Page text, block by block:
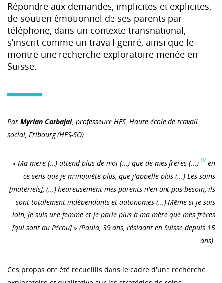
Répondre aux demandes, implicites et explicites,
de soutien émotionnel de ses parents par
téléphone, dans un contexte transnational,
s’inscrit comme un travail genré, ainsi que le
montre une recherche exploratoire menée en
Suisse.
Par Myrian Carbajal, professeure HES, Haute école de travail
social, Fribourg (HES-SO)
« Ma mère (...) attend plus de moi (...) que de mes frères (...) [1] en
ce sens que je m'inquiète plus, que j'appelle plus (...) Les soins
[matériels], (...) heureusement mes parents n'en ont pas besoin, ils
sont totalement indépendants et autonomes (...) Même si je suis
loin, je suis une femme et je parle plus à ma mère que mes frères
[qui sont au Pérou] » (Paula, 39 ans, résidant en Suisse depuis 15
ans).
Ces propos ont été recueillis dans le cadre d'une recherche